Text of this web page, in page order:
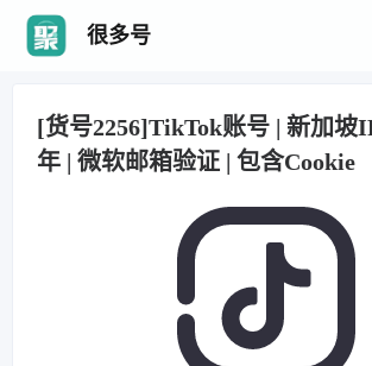
很多号
[货号2256]TikTok账号 | 新加坡
年 | 微软邮箱验证 | 包含Cookie